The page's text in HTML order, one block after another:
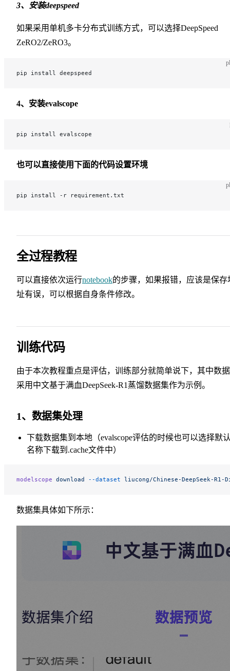
3、安装deepspeed
如果采用单机多卡分布式训练方式，可以选择DeepSpeed
ZeRO2/ZeRO3。
pip install deepspeed
4、安装evalscope
pip install evalscope
也可以直接使用下面的代码设置环境
pip install -r requirement.txt
全过程教程
可以直接依次运行notebook的步骤，如果报错，应该是保存
址有误，可以根据自身条件修改。
训练代码
由于本次教程重点是评估，训练部分就简单说下，其中数
采用中文基于满血DeepSeek-R1蒸馏数据集作为示例。
1、数据集处理
下载数据集到本地（evalscope评估的时候也可以选择默
名称下载到.cache文件中）
modelscope download --dataset liucong/Chinese-DeepSeek-
数据集具体如下所示：